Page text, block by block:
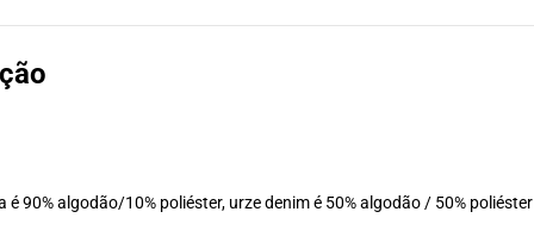
90% algodão/10% poliéster, urze denim é 50% algodão / 50% poliéster